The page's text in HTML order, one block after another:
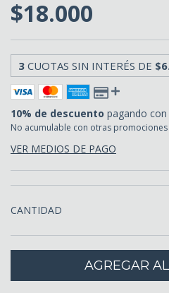
$18.000
3 CUOTAS SIN INTERÉS DE
10% de descuento pagando
No acumulable con otras promociones
VER MEDIOS DE PAGO
CANTIDAD